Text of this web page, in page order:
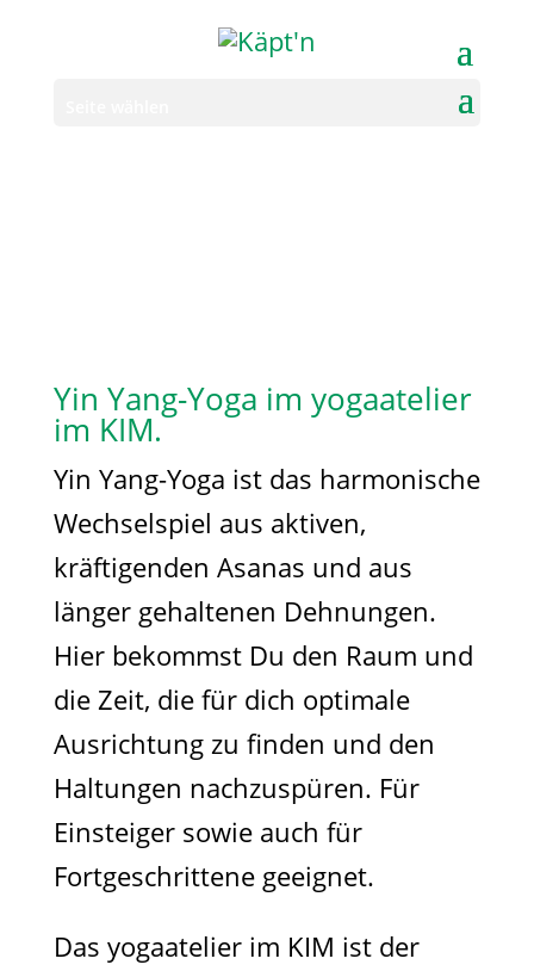
Yin Yang-Yoga im yogaatelier
im KIM.
Yin Yang-Yoga ist das harmonische
Wechselspiel aus aktiven,
kräftigenden Asanas und aus
länger gehaltenen Dehnungen.
Hier bekommst Du den Raum und
die Zeit, die für dich optimale
Ausrichtung zu finden und den
Haltungen nachzuspüren. Für
Einsteiger sowie auch für
Fortgeschrittene geeignet.
Das yogaatelier im KIM ist der